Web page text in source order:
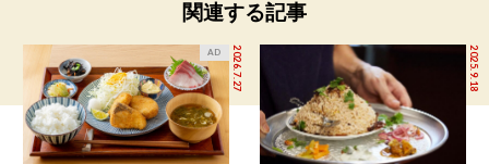
関連する記事
2026.7.27
AD 2025.9.18